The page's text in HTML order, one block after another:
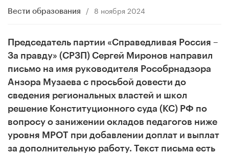
Вести образования / 8 ноября 2024
Председатель партии «Справедливая Россия –
За правду» (СРЗП) Сергей Миронов направил
письмо на имя руководителя Рособрнадзора
Анзора Музаева с просьбой довести до
сведения региональных властей и школ
решение Конституционного суда (КС) РФ по
вопросу о занижении окладов педагогов ниже
уровня МРОТ при добавлении доплат и выплат
за дополнительную работу. Текст письма есть